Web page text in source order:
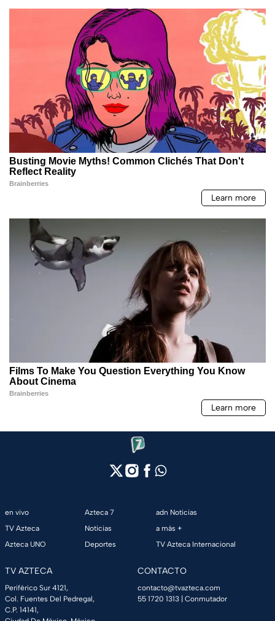
en vivo
TV Azteca
Azteca UNO
Azteca 7
Noticias
Deportes
adn Noticias
a más +
TV Azteca Internacional
TV AZTECA
Periférico Sur 4121,
Col. Fuentes Del Pedregal,
C.P. 14141,
CONTACTO
contacto@tvazteca.com
55 1720 1313 | Conmutador